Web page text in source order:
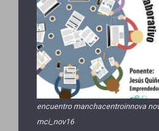
encuentro manchacentroinnova
mci_nov16